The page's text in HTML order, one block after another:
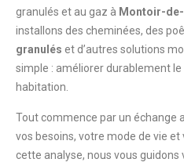
granulés et au gaz à Montoir-
installons des cheminées, des
granulés et d’autres solutions
simple : améliorer durablement
habitation.
Tout commence par un échange
vos besoins, votre mode de vie
cette analyse, nous vous